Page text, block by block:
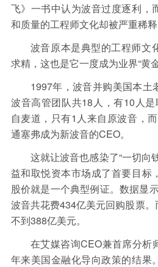
飞》一书中认为波音过度逐利，
和质量的工程师文化却被严重稀释
波音原本是典型的工程师文
求精，这也是它一度成为业界“黄
1997年，波音并购美国本土
波音高管团队共18人，有10人
自麦道，只有1人来自原波音，
通塞弗成为新波音的CEO。
这就让波音也感染了“一切向
益和取悦资本市场成了首要目标
股价就是一个典型例证。数据显
波音共花费434亿美元回购股票
不到388亿美元。
在艾媒咨询CEO兼首席分析
年来美国金融化导向政策的结果